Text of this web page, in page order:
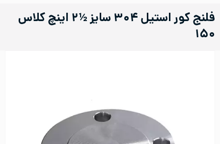
فلنج کور استیل ۳۰۴ سایز ½۲ اینچ کلاس
۱۵۰